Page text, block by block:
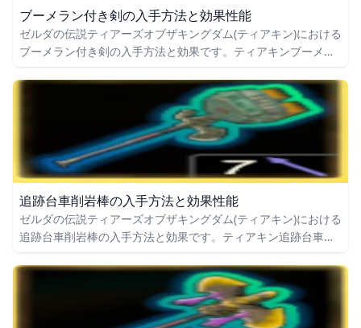
ブーメラン付き剣の入手方法と効果性能
ゼルダの伝説ティアーズオブザキングダム(ティアキン)における
ブーメラン付き剣の入手方法と効果です。ティアキンブーメラ
力についても掲載しています。
追跡台車削岩棒の入手方法と効果性能
ゼルダの伝説ティアーズオブザキングダム(ティアキン)における
追跡台車削岩棒の入手方法と効果です。ティアキン追跡台車削
いても掲載しています。